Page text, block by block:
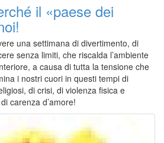
il «paese dei
una settimana di divertimento, di
senza limiti, che riscalda l’ambiente
a causa di tutta la tensione che
i nostri cuori in questi tempi di
di crisi, di violenza fisica e
carenza d’amore!